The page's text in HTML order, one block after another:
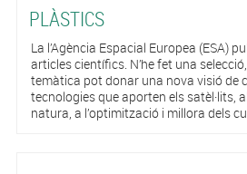
PLÀSTICS
La l’Agència Espacial Europea (ESA)
articles científics. N’he fet una
temàtica pot donar una nova visió de
tecnologies que aporten els satèl·lits,
natura, a l’optimització i millora dels